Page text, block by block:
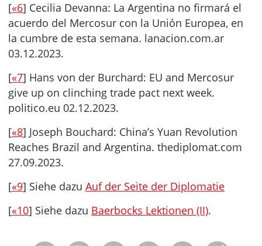
[«6] Cecilia Devanna: La Argentina no firmará el
acuerdo del Mercosur con la Unión Europea, en
la cumbre de esta semana. lanacion.com.ar
03.12.2023.
[«7] Hans von der Burchard: EU and Mercosur
give up on clinching trade pact next week.
politico.eu 02.12.2023.
[«8] Joseph Bouchard: China’s Yuan Revolution
Reaches Brazil and Argentina. thediplomat.com
27.09.2023.
[«9] Siehe dazu Auf der Seite der Diplomatie
[«10] Siehe dazu Baerbocks Lektionen (II).